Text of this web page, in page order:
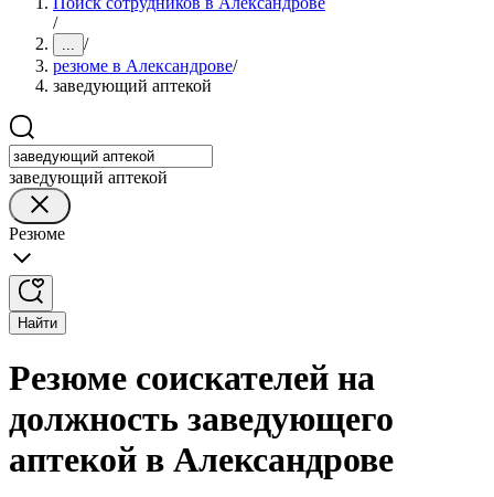
/
... /
резюме в Александрове/
заведующий аптекой
заведующий аптекой
Резюме
Найти
Резюме соискателей на
должность заведующего
аптекой в Александрове